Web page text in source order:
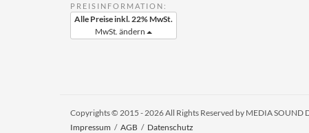
PREISINFORMATION:
Alle Preise inkl. 22% MwSt.
MwSt. ändern
Copyrights © 2015 - 2026 All Rights Reserved by MEDIA SOUND
Impressum / AGB / Datenschutz